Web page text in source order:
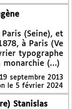
(Seine), et
à Paris (Ve
typographe
monarchie (…)
19 septembre 2013
le 5 février 2024
Stanislas